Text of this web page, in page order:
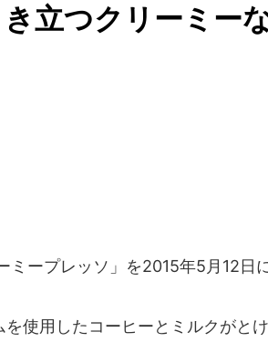
立つクリーミー
ミープレッソ」を2015年5月12日
使用したコーヒーとミルクがと